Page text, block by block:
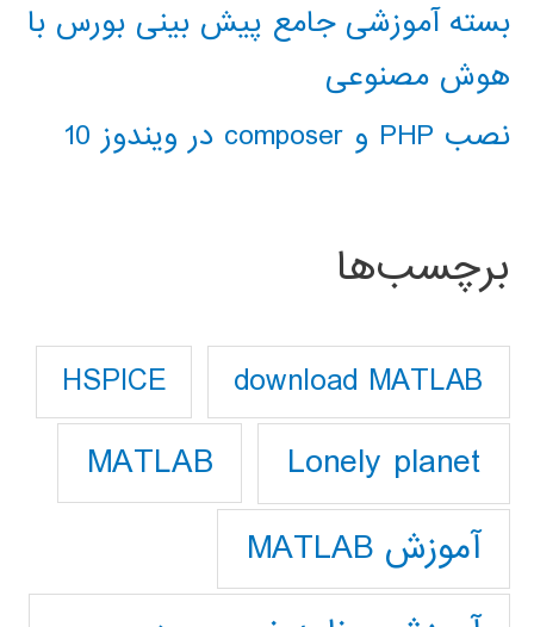
بسته آموزشی جامع پیش بینی بورس با
هوش مصنوعی
نصب PHP و composer در ویندوز 10
برچسب‌ها
download MATLAB
HSPICE
Lonely planet
MATLAB
آموزش MATLAB